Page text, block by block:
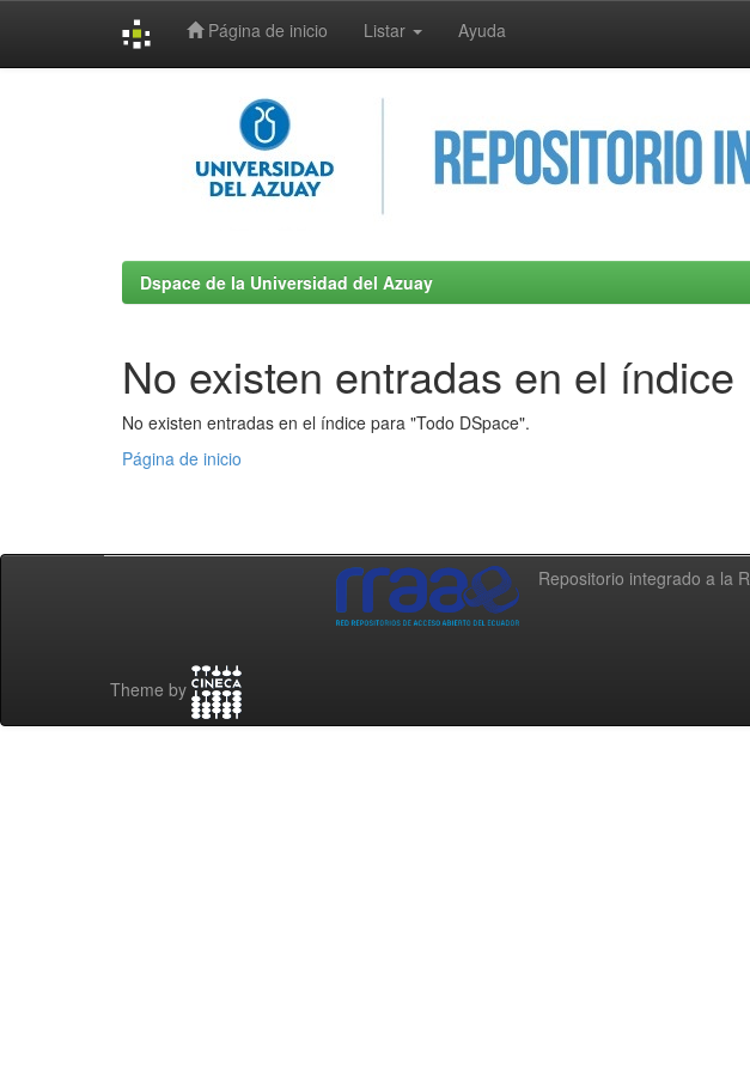
Página de inicio Listar Ayuda
Dspace de la Universidad del Azuay
No existen entradas en el índice
No existen entradas en el índice para "Todo DSpace".
Página de inicio
Repositorio integrado a la
Theme by